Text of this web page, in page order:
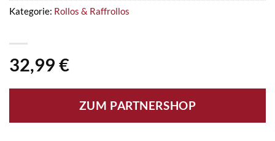
32,99 €
ZUM PARTNERSHOP
Kategorie: Rollos & Raffrollos